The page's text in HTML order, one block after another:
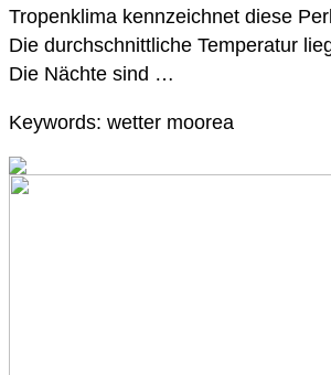
Tropenklima kennzeichnet diese
Die durchschnittliche Temperatur
Die Nächte sind …
Keywords: wetter moorea